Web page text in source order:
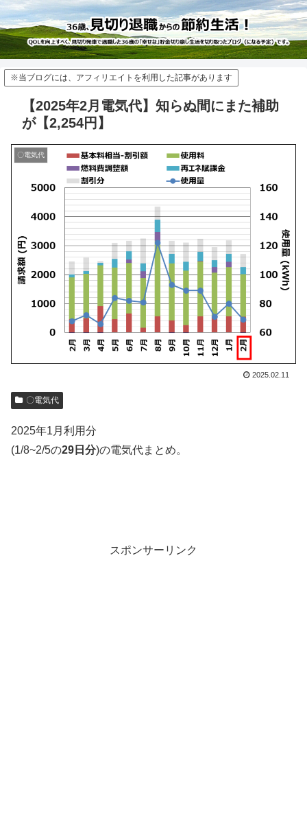
※当ブログには、アフィリエイトを利用した記事があります
【2025年2月電気代】知らぬ間にまた補助
が【2,254円】
〇電気代
2025.02.11
〇電気代
2025年1月利用分
(1/8~2/5の29日分)の電気代まとめ。
スポンサーリンク